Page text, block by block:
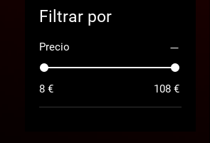
Filtrar por
Precio
8 € 108 €